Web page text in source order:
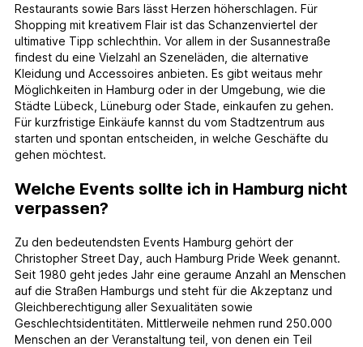
Restaurants sowie Bars lässt Herzen höherschlagen. Für
Shopping mit kreativem Flair ist das Schanzenviertel der
ultimative Tipp schlechthin. Vor allem in der Susannestraße
findest du eine Vielzahl an Szeneläden, die alternative
Kleidung und Accessoires anbieten. Es gibt weitaus mehr
Möglichkeiten in Hamburg oder in der Umgebung, wie die
Städte Lübeck, Lüneburg oder Stade, einkaufen zu gehen.
Für kurzfristige Einkäufe kannst du vom Stadtzentrum aus
starten und spontan entscheiden, in welche Geschäfte du
gehen möchtest.
Welche Events sollte ich in Hamburg nicht
verpassen?
Zu den bedeutendsten Events Hamburg gehört der
Christopher Street Day, auch Hamburg Pride Week genannt.
Seit 1980 geht jedes Jahr eine geraume Anzahl an Menschen
auf die Straßen Hamburgs und steht für die Akzeptanz und
Gleichberechtigung aller Sexualitäten sowie
Geschlechtsidentitäten. Mittlerweile nehmen rund 250.000
Menschen an der Veranstaltung teil, von denen ein Teil